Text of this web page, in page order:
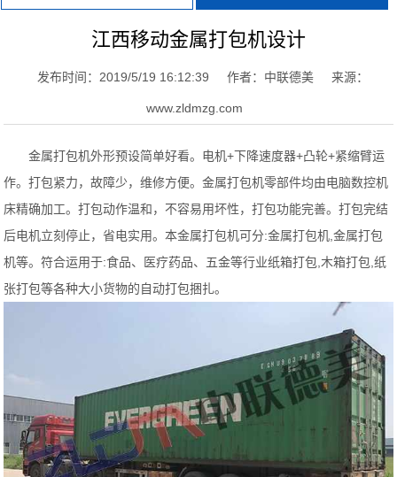
江西移动金属打包机设计
发布时间：2019/5/19 16:12:39 作者：中联德美 来源：
www.zldmzg.com
金属打包机外形预设简单好看。电机+下降速度器+凸轮+紧缩臂运
作。打包紧力，故障少，维修方便。金属打包机零部件均由电脑数控机
床精确加工。打包动作温和，不容易用坏性，打包功能完善。打包完结
后电机立刻停止，省电实用。本金属打包机可分:金属打包机,金属打包
机等。符合运用于:食品、医疗药品、五金等行业纸箱打包,木箱打包,纸
张打包等各种大小货物的自动打包捆扎。